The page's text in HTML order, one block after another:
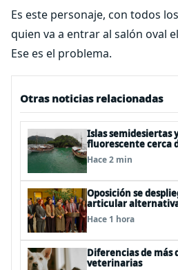
Es este personaje, con todos
quien va a entrar al salón oval
Ese es el problema.
Otras noticias relacionadas
Islas semidesiertas
fluorescente cerca
recorrido imperdible
Hace 2 min
Oposición se
articular
Hace 1 hora
Diferencias de más
veterinarias